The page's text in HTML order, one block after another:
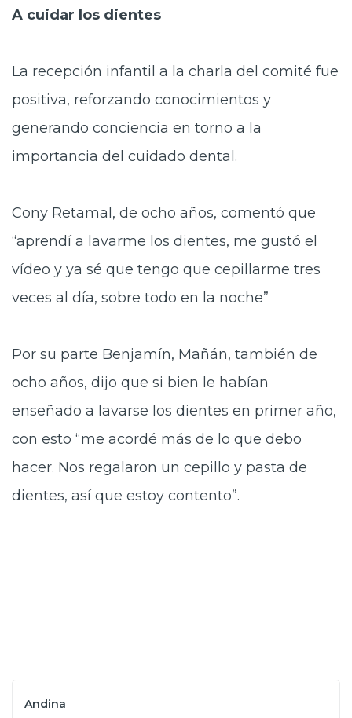
A cuidar los dientes
La recepción infantil a la charla del comité fue
positiva, reforzando conocimientos y
generando conciencia en torno a la
importancia del cuidado dental.
Cony Retamal, de ocho años, comentó que
“aprendí a lavarme los dientes, me gustó el
vídeo y ya sé que tengo que cepillarme tres
veces al día, sobre todo en la noche”
Por su parte Benjamín, Mañán, también de
ocho años, dijo que si bien le habían
enseñado a lavarse los dientes en primer año,
con esto “me acordé más de lo que debo
hacer. Nos regalaron un cepillo y pasta de
dientes, así que estoy contento”.
Andina